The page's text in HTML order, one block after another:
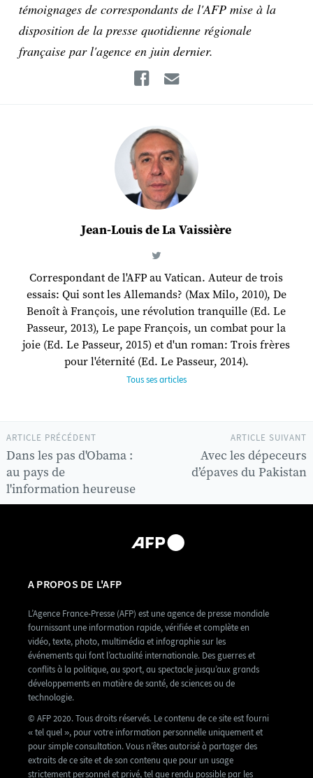
témoignages de correspondants de l'AFP mise à la
disposition de la presse quotidienne régionale
française par l'agence en juin dernier.
Facebook
Jean-Louis de La Vaissière
Correspondant de l'AFP au Vatican. Auteur de trois
essais: Qui sont les Allemands? (Max Milo, 2010), De
Benoît à François, une révolution tranquille (Ed. Le
Passeur, 2013), Le pape François, un combat pour la
joie (Ed. Le Passeur, 2015) et d'un roman: Trois frères
pour l'éternité (Ed. Le Passeur, 2014).
Tous ses articles
ARTICLE SUIVANT
Avec les dépeceurs
d’épaves du Pakistan
ARTICLE PRÉCÉDENT
Dans les pas d'Obama :
au pays de
l'information heureuse
A PROPOS DE L'AFP
L’Agence France-Presse (AFP) est une agence de presse mondiale
fournissant une information rapide, vérifiée et complète en
vidéo, texte, photo, multimédia et infographie sur les
événements qui font l’actualité internationale. Des guerres et
conflits à la politique, au sport, au spectacle jusqu’aux grands
développements en matière de santé, de sciences ou de
technologie.
© AFP 2020. Tous droits réservés. Le contenu de ce site est fourni
« tel quel », pour votre information personnelle uniquement et
pour simple consultation. Vous n’êtes autorisé à partager des
extraits de ce site et de son contenu que pour un usage
strictement personnel et privé, tel que rendu possible par les